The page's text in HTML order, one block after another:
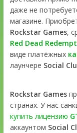
даже не
магазине.
Rockstar Games,
Red Dead
виде платёжных
лаунчере Social
Rockstar Games
странах. У нас
купить лицензию
аккаунтом Social